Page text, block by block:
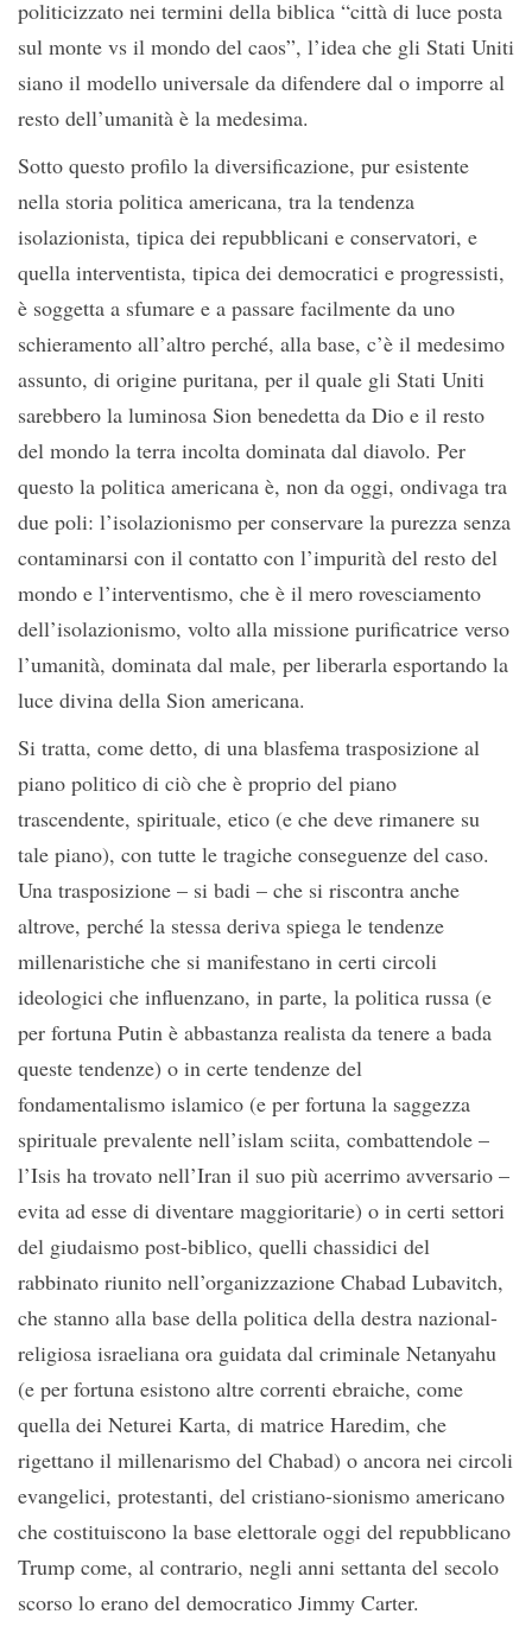
politicizzato nei termini della biblica “città di luce posta
sul monte vs il mondo del caos”, l’idea che gli Stati Uniti
siano il modello universale da difendere dal o imporre al
resto dell’umanità è la medesima.
Sotto questo profilo la diversificazione, pur esistente
nella storia politica americana, tra la tendenza
isolazionista, tipica dei repubblicani e conservatori, e
quella interventista, tipica dei democratici e progressisti,
è soggetta a sfumare e a passare facilmente da uno
schieramento all’altro perché, alla base, c’è il medesimo
assunto, di origine puritana, per il quale gli Stati Uniti
sarebbero la luminosa Sion benedetta da Dio e il resto
del mondo la terra incolta dominata dal diavolo. Per
questo la politica americana è, non da oggi, ondivaga tra
due poli: l’isolazionismo per conservare la purezza senza
contaminarsi con il contatto con l’impurità del resto del
mondo e l’interventismo, che è il mero rovesciamento
dell’isolazionismo, volto alla missione purificatrice verso
l’umanità, dominata dal male, per liberarla esportando la
luce divina della Sion americana.
Si tratta, come detto, di una blasfema trasposizione al
piano politico di ciò che è proprio del piano
trascendente, spirituale, etico (e che deve rimanere su
tale piano), con tutte le tragiche conseguenze del caso.
Una trasposizione – si badi – che si riscontra anche
altrove, perché la stessa deriva spiega le tendenze
millenaristiche che si manifestano in certi circoli
ideologici che influenzano, in parte, la politica russa (e
per fortuna Putin è abbastanza realista da tenere a bada
queste tendenze) o in certe tendenze del
fondamentalismo islamico (e per fortuna la saggezza
spirituale prevalente nell’islam sciita, combattendole –
l’Isis ha trovato nell’Iran il suo più acerrimo avversario –
evita ad esse di diventare maggioritarie) o in certi settori
del giudaismo post-biblico, quelli chassidici del
rabbinato riunito nell’organizzazione Chabad Lubavitch,
che stanno alla base della politica della destra nazional-
religiosa israeliana ora guidata dal criminale Netanyahu
(e per fortuna esistono altre correnti ebraiche, come
quella dei Neturei Karta, di matrice Haredim, che
rigettano il millenarismo del Chabad) o ancora nei circoli
evangelici, protestanti, del cristiano-sionismo americano
che costituiscono la base elettorale oggi del repubblicano
Trump come, al contrario, negli anni settanta del secolo
scorso lo erano del democratico Jimmy Carter.